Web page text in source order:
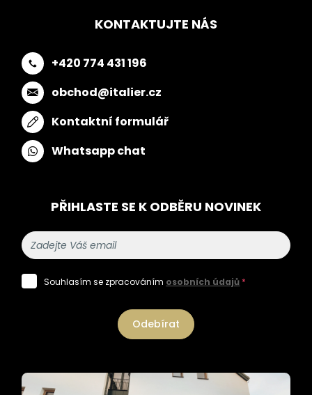
KONTAKTUJTE NÁS
+420 774 431 196
obchod@italier.cz
Kontaktní formulář
Whatsapp chat
PŘIHLASTE SE K ODBĚRU NOVINEK
Souhlasím se zpracováním osobních údajů *
Odebírat